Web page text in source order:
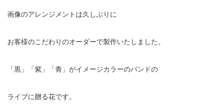
画像のアレンジメントは久しぶりに
お客様のこだわりのオーダーで製作いたしました。
「黒」「紫」「青」がイメージカラーのバンドの
ライブに贈る花です。